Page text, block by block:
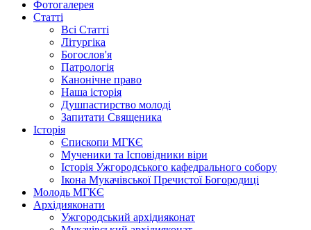
Фотогалерея
Статті
Всі Статті
Літургіка
Богослов'я
Патрологія
Канонічне право
Наша історія
Душпастирство молоді
Запитати Священика
Історія
Єпископи МГКЄ
Мученики та Ісповідники віри
Історія Ужгородського кафедрального собору
Ікона Мукачівської Пречистої Богородиці
Молодь МГКЄ
Архідияконати
Ужгородський архідияконат